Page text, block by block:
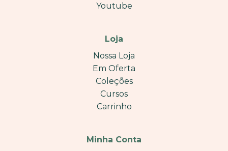
Youtube
Loja
Nossa Loja
Em Oferta
Coleções
Cursos
Carrinho
Minha Conta